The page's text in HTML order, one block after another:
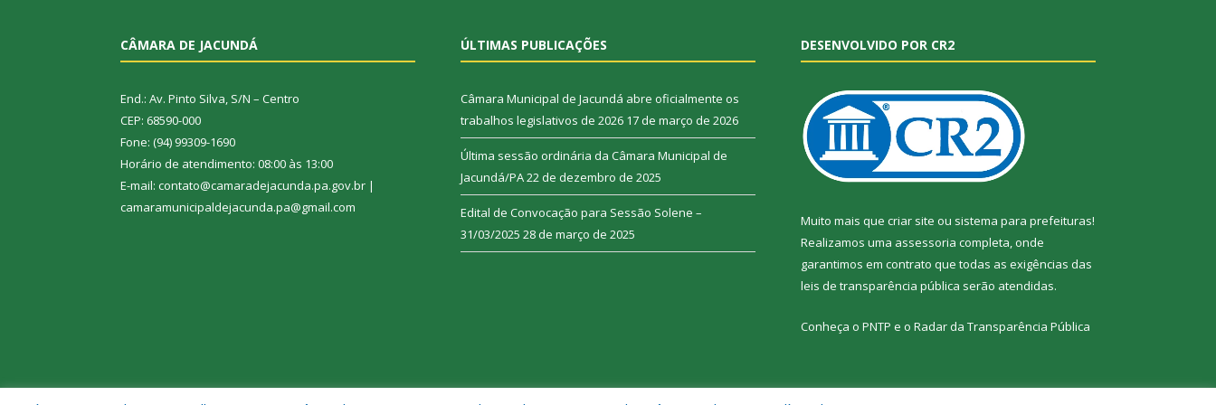
CÂMARA DE JACUNDÁ
End.: Av. Pinto Silva, S/N – Centro
CEP: 68590-000
Fone: (94) 99309-1690
Horário de atendimento: 08:00 às 13:00
E-mail: contato@camaradejacunda.pa.gov.br |
camaramunicipaldejacunda.pa@gmail.com
ÚLTIMAS PUBLICAÇÕES
Câmara Municipal de Jacundá abre oficialmente os
trabalhos legislativos de 2026 17 de março de 2026
Última sessão ordinária da Câmara Municipal de
Jacundá/PA22 de dezembro de 2025
Edital de Convocação para Sessão Solene –
31/03/2025 28 de março de 2025
DESENVOLVIDO POR CR2
Muito mais que criar site ou sistema para prefeituras!
Realizamos uma assessoria completa, onde
garantimos em contrato que todas as exigências das
leis de transparência pública serão atendidas.
Conheça o PNTP e o Radar da Transparência Pública